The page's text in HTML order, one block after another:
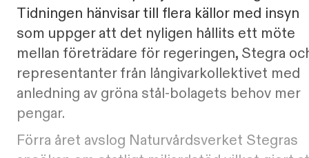
Tidningen hänvisar till flera källor med insyn
som uppger att det nyligen hållits ett möte
mellan företrädare för regeringen, Stegra
representanter från långivarkollektivet med
anledning av gröna stål-bolagets behov mer
pengar.
Förra året avslog Naturvårdsverket Stegras